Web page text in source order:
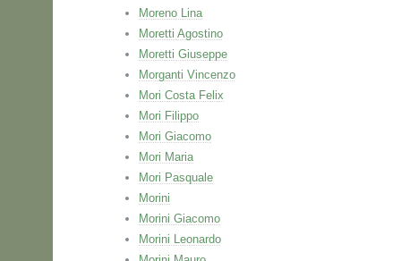
Moreno Lina
Moretti Agostino
Moretti Giuseppe
Morganti Vincenzo
Mori Costa Felix
Mori Filippo
Mori Giacomo
Mori Maria
Mori Pasquale
Morini
Morini Giacomo
Morini Leonardo